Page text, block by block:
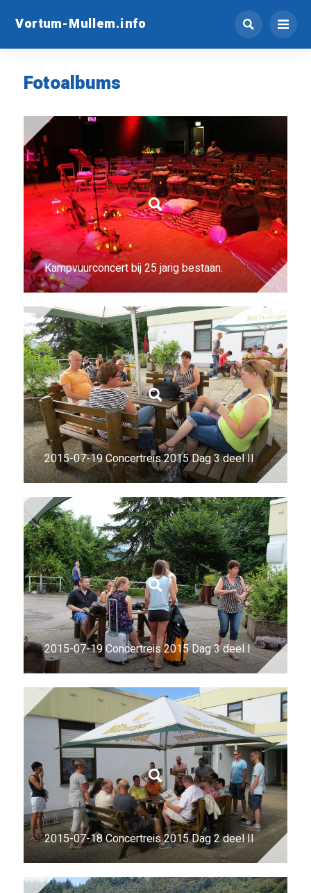
Vortum-Mullem.info
Fotoalbums
Kampvuurconcert bij 25 jarig bestaan.
2015-07-19 Concertreis 2015 Dag 3 deel II
2015-07-19 Concertreis 2015 Dag 3 deel I
2015-07-18 Concertreis 2015 Dag 2 deel II